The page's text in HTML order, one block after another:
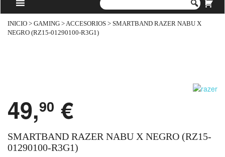
INICIO > GAMING >ACCESORIOS > SMARTBAND RAZER NABU X
NEGRO (RZ15-01290100-R3G1)
49,90 €
SMARTBAND RAZER NABU X NEGRO (RZ15-
01290100-R3G1)